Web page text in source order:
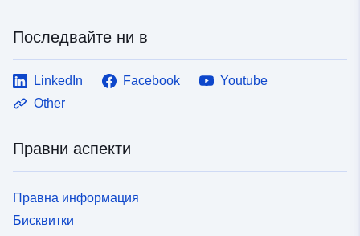
Последвайте ни в
LinkedIn Facebook
Youtube
Other
Правни аспекти
Правна информация
Бисквитки